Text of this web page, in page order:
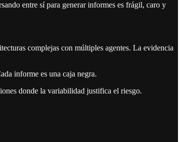
entre sí para generar informes es frágil, caro y
complejas con múltiples agentes. La evidencia
informe es una caja negra.
donde la variabilidad justifica el riesgo.